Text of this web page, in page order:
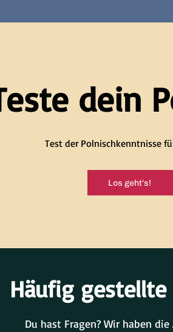
dein
Test der Polnischkenntnisse
Los geht's!
Häufig gestellte
Du hast Fragen? Wir haben